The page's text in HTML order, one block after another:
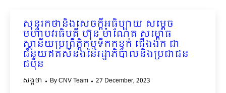
សុន្ទរកថានិងសេចក្ដីអធិប្បាយ សម្ដេច
មហាបវរធិបតី ហ៊ុន ម៉ាណែត សម្ពោធ
ស្ថានីយប្រព្រឹត្តិកម្មទឹកកខ្វក់ ជើងឯក ជា
ជំនួយឥតសំនងនៃរដ្ឋាភិបាលនិងប្រជាជន
ជប៉ុន
សង្កថា ByCNV Team 27 December, 2023